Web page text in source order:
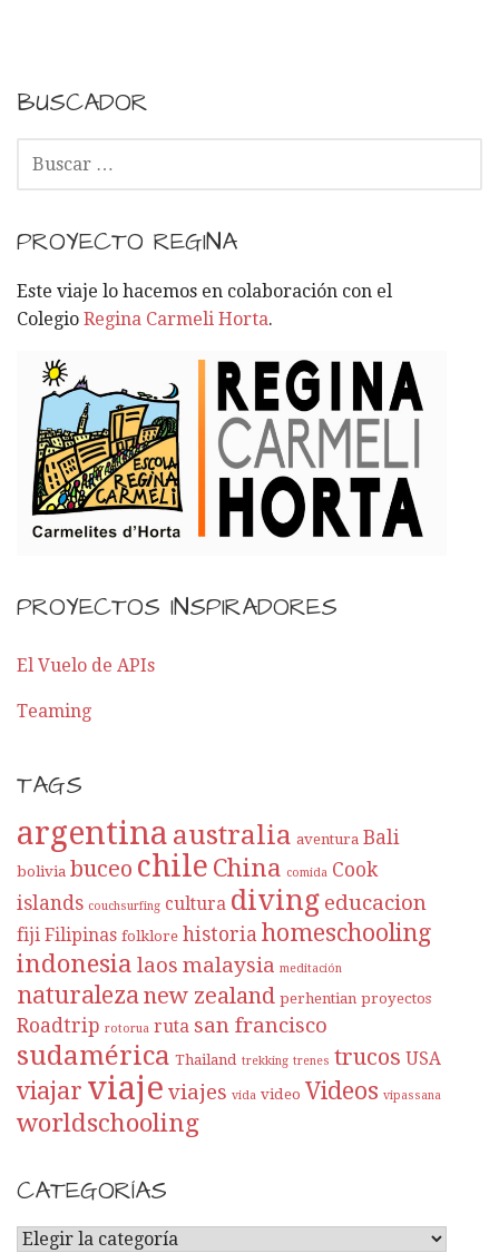
BUSCADOR
C
R
:
PROYECTO REGINA
Este viaje lo hacemos en colaboración con el
Colegio Regina Carmeli Horta.
PROYECTOS INSPIRADORES
El Vuelo de APIs
Teaming
TAGS
argentina australia aventura Bali
bolivia buceo chile China comida Cook
islands couchsurfing cultura diving educacion
fiji Filipinas folklore historia homeschooling
indonesia laos malaysia meditación
naturaleza new zealand perhentian proyectos
Roadtrip rotorua ruta san francisco
sudamérica Thailand trekking trenes trucos USA
viajar viaje viajes vida video Videos vipassana
worldschooling
CATEGORÍAS
C